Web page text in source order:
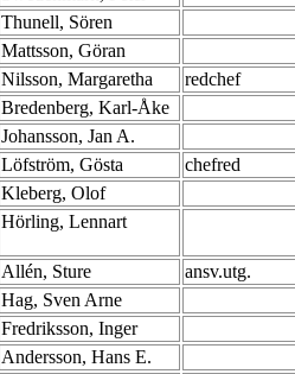
Thunell, Sören
Mattsson, Göran
Nilsson, Margaretha redchef
Bredenberg, Karl-Åke
Johansson, Jan A.
Löfström, Gösta chefred
Kleberg, Olof
Hörling, Lennart
Allén, Sture ansv.utg.
Hag, Sven Arne
Fredriksson, Inger
Andersson, Hans E.